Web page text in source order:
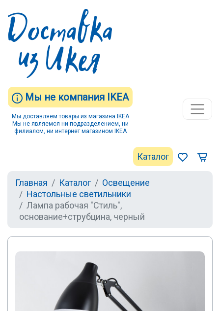
Мы не компания IKEA
Мы доставляем товары из магазина IKEA
Мы не являемся ни подразделением, ни
филиалом, ни интернет магазином IKEA
Каталог
Главная Каталог
Освещение
Настольные светильники
Лампа рабочая "Стиль",
основание+струбцина, черный